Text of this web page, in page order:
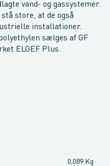
vand- og gassystemer.
store, at de også
installationer.
sælges af GF
ELGEF Plus.
0,089 Kg